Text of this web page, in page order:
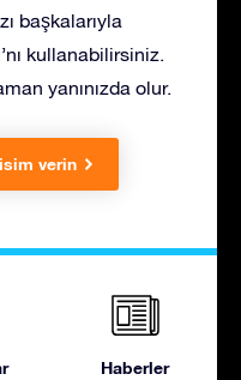
başkalarıyla
kullanabilirsiniz.
yanınızda olur.
isim verin
Haberler